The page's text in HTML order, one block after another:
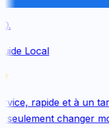
Local
rapide et à un
changer